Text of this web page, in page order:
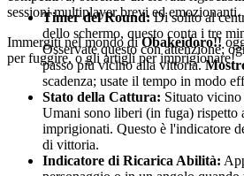
sessioni multiplayer brevi ed emozionanti.
Immergiti nel mondo diObakeidoro!!
per fuggire, o gli artigli per imprigionare!
Timer del Round:Di solito al
dello schermo, questo conta i tre
Osservate questo con attenzione;
passo più vicino alla vittoria.
scadenza; usate il tempo in modo
Stato della Cattura: Situato vicino
Umani sono liberi (in fuga) rispetto
imprigionati. Questo è l'indicatore
di vittoria.
Indicatore di Ricarica Abilità: